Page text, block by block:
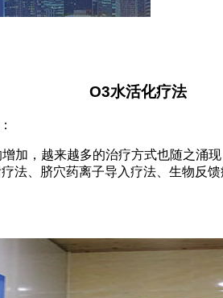
O3水活化疗法
，越来越多的治疗方式也随之涌
法、脐穴药离子导入疗法、生物